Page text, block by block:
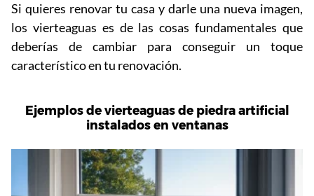
Si quieres renovar tu casa y darle una nueva imagen,
los vierteaguas es de las cosas fundamentales que
deberías de cambiar para conseguir un toque
característico en tu renovación.
Ejemplos de vierteaguas de piedra artificial
instalados en ventanas